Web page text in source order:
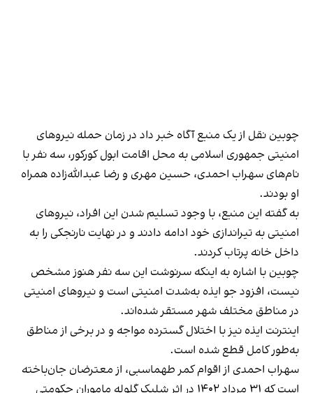
چوبین نقل از یک منبع آگاه خبر داد در زمان حمله نیروهای
امنیتی جمهوری اسلامی به محل اقامت ابول کورکور، سه نفر با
نام‌های سهراب احمدی، حسین مهری و رضا عبدالله‌زاده همراه
او بودند.
به گفته این منبع، با وجود تسلیم شدن این افراد، نیروهای
امنیتی به تیراندازی خود ادامه دادند و در نهایت نارنجکی را به
داخل خانه پرتاب کردند.
چوبین با اشاره به اینکه سرنوشت این سه نفر هنوز مشخص
نیست، افزود جو ایذه به‌شدت امنیتی است و نیروهای امنیتی
در مناطق مختلف شهر مستقر شده‌اند.
اینترنت ایذه نیز با اختلال گسترده مواجه و در برخی از مناطق
به‌طور کامل قطع شده است.
سهراب احمدی از اقوام کمر طهماسبی، از معترضان جان‌باخته
است که ۳۱ مرداد ۱۴۰۲ در اثر شلیک گلوله ماموران حکومتی